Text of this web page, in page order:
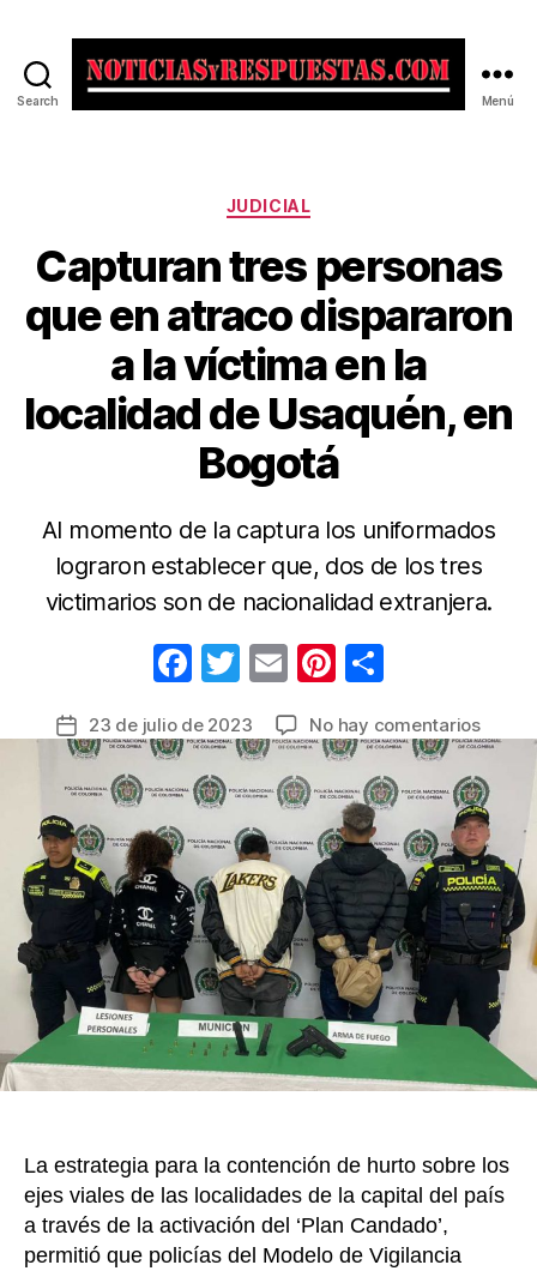
Search Menú
Categorías
JUDICIAL
Capturan tres personas
que en atraco dispararon
a la víctima en la
localidad de Usaquén, en
Bogotá
Al momento de la captura los uniformados
lograron establecer que, dos de los tres
victimarios son de nacionalidad extranjera.
F
c
e
b
o
o
k
T
itt
er
E
ail
Pi
er
e
st
m
p
ar
tir
Fecha
de
entrada
23 de julio de 2023 No hay comentariosen
tres
que
en
atraco
la
en
la
de
La estrategia para la contención de hurto sobre los
ejes viales de las localidades de la capital del país
a través de la activación del ‘Plan Candado’,
permitió que policías del Modelo de Vigilancia